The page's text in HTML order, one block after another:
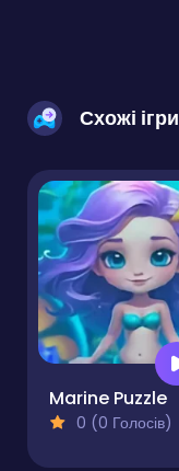
Схожі ігри
Marine Puzzle
0 (0 Голосів)